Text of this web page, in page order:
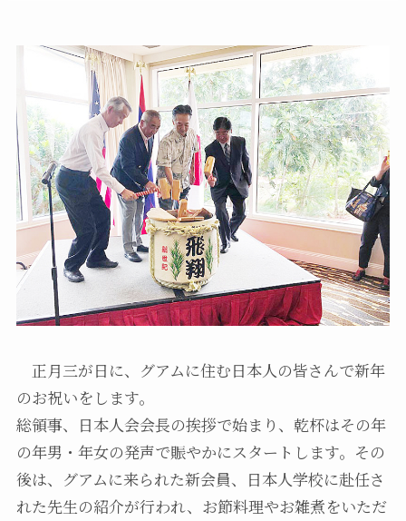
正月三が日に、グアムに住む日本人の皆さんで新年
のお祝いをします。
総領事、日本人会会長の挨拶で始まり、乾杯はその年
の年男・年女の発声で賑やかにスタートします。その
後は、グアムに来られた新会員、日本人学校に赴任さ
れた先生の紹介が行われ、お節料理やお雑煮をいただ